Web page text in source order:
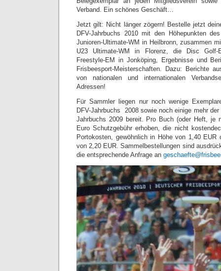
Verband. Ein schönes Geschäft…
Jetzt gilt: Nicht länger zögern! Bestelle jetzt
DFV-Jahrbuchs 2010 mit den Höhepunkten
Junioren-Ultimate-WM in Heilbronn, zusammen
U23 Ultimate-WM in Florenz, die Disc Golf-
Freestyle-EM in Jonköping, Ergebnisse und
Frisbeesport-Meisterschaften. Dazu: Berichte
von nationalen und internationalen
Adressen!
Für Sammler liegen nur noch wenige
DFV-Jahrbuchs 2008 sowie noch einige mehr
Jahrbuchs 2009 bereit. Pro Buch (oder Heft, je
Euro Schutzgebühr erhoben, die nicht
Portokosten, gewöhnlich in Höhe von 1,40 EUR
von 2,20 EUR. Sammelbestellungen sind
die entsprechende Anfrage an